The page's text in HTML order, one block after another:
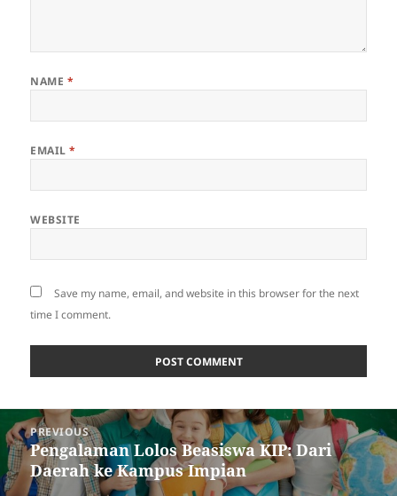
NAME *
EMAIL*
WEBSITE
Save my name, email, and website in this browser for the next
time I comment.
Post
navigation
PREVIOUS
Previous
post:
Pengalaman Lolos Beasiswa KIP: Dari
Daerah ke Kampus Impian